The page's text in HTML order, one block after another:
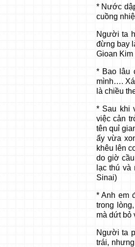
* Nước
cuồng
Người ta
đừng bay
Gioan Kim
* Bao lâu
mình….
là chiều
* Sau khi
việc cản
tên quỉ
ấy vừa
khêu lên
do giờ
lạc thú
Sinai)
* Anh em
trong
mà dứt bỏ
Người ta
trái,